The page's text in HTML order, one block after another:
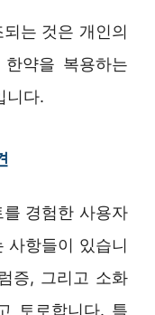
는 것은 개인의
약을 복용하는
니다.
경험한 사용자
사항들이 있습니
증, 그리고 소화
토로합니다. 특